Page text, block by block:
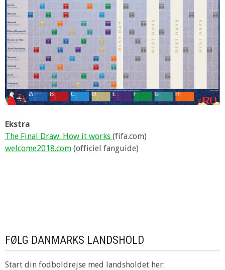
Ekstra
The Final Draw: How it works (fifa.com)
welcome2018.com (officiel fanguide)
FØLG DANMARKS LANDSHOLD
Start din fodboldrejse med landsholdet her: